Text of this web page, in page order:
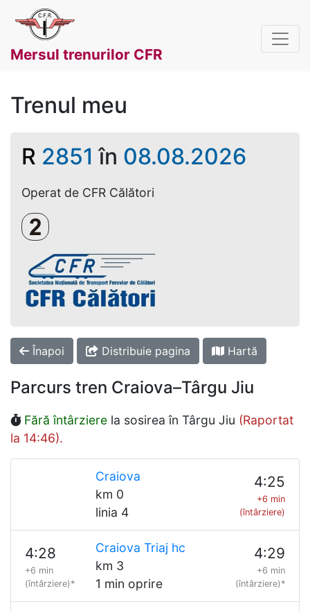
Mersul trenurilor CFR
Trenul meu
R 2851 în 08.08.2026
Operat de CFR Călători
Clasa a 2-a
Înapoi Distribuie pagina Hartă
Parcurs tren Craiova–Târgu Jiu
Fără întârziere la sosirea în Târgu Jiu (Raportat
la 14:46).
Craiova
km 0
linia 4
4:25
+6 min
(întârziere)
4:28
+6 min
(întârziere)*
Craiova Triaj hc
km 3
1 min oprire
4:29
+6 min
(întârziere)*